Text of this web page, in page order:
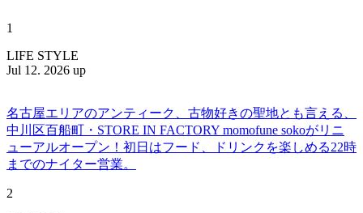
1
LIFE STYLE
Jul 12. 2026 up
名古屋エリアのアンティーク、古物好きの聖地とも言える、
中川区百船町・STORE IN FACTORY momofune sokoがリニ
ューアルオープン！初日はフード、ドリンクを楽しめる22時
までのナイター営業。
2